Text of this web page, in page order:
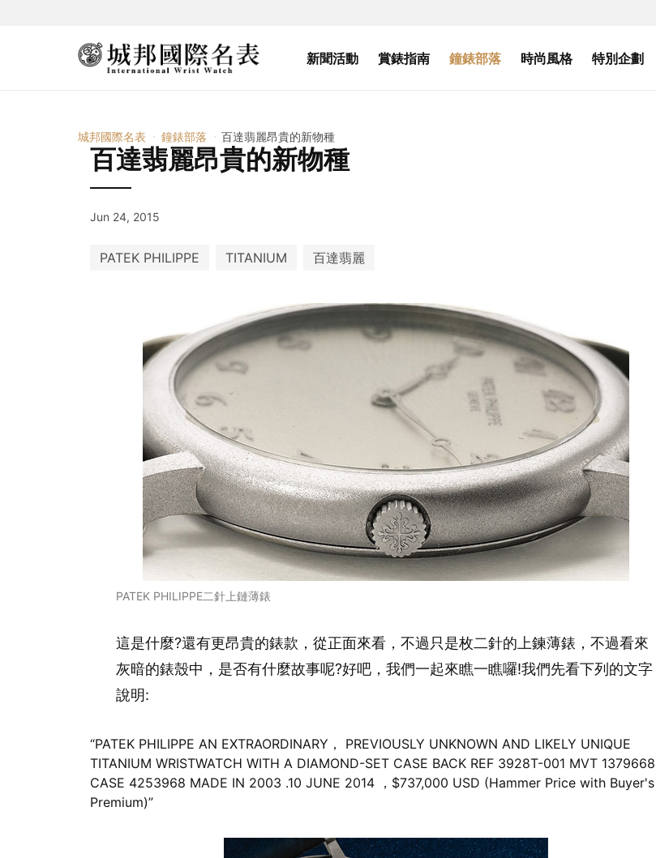
新聞活動 賞錶指南 鐘錶部落 時尚風格 特別企劃
城邦國際名表 鐘錶部落 百達翡麗昂貴的新物種
百達翡麗昂貴的新物種
Jun 24, 2015
PATEK PHILIPPE TITANIUM 百達翡麗
PATEK PHILIPPE二針上鏈薄錶
這是什麼?還有更昂貴的錶款，從正面來看，不過只是枚二針的上鍊薄錶，不過看來
灰暗的錶殼中，是否有什麼故事呢?好吧，我們一起來瞧一瞧囉!我們先看下列的文字
說明:
“PATEK PHILIPPE AN EXTRAORDINARY， PREVIOUSLY UNKNOWN AND LIKELY UNIQUE
TITANIUM WRISTWATCH WITH A DIAMOND-SET CASE BACK REF 3928T-001 MVT 1379668
CASE 4253968 MADE IN 2003 .10 JUNE 2014 ，$737,000 USD (Hammer Price with Buyer's
Premium)”